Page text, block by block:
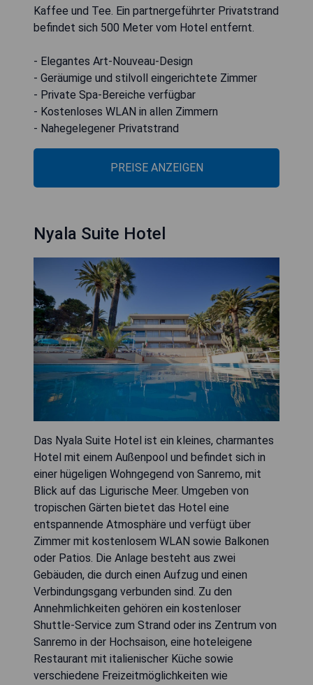
Kaffee und Tee. Ein partnergeführter Privatstrand
befindet sich 500 Meter vom Hotel entfernt.
- Elegantes Art-Nouveau-Design
- Geräumige und stilvoll eingerichtete Zimmer
- Private Spa-Bereiche verfügbar
- Kostenloses WLAN in allen Zimmern
- Nahegelegener Privatstrand
PREISE ANZEIGEN
Nyala Suite Hotel
Das Nyala Suite Hotel ist ein kleines, charmantes
Hotel mit einem Außenpool und befindet sich in
einer hügeligen Wohngegend von Sanremo, mit
Blick auf das Ligurische Meer. Umgeben von
tropischen Gärten bietet das Hotel eine
entspannende Atmosphäre und verfügt über
Zimmer mit kostenlosem WLAN sowie Balkonen
oder Patios. Die Anlage besteht aus zwei
Gebäuden, die durch einen Aufzug und einen
Verbindungsgang verbunden sind. Zu den
Annehmlichkeiten gehören ein kostenloser
Shuttle-Service zum Strand oder ins Zentrum von
Sanremo in der Hochsaison, eine hoteleigene
Restaurant mit italienischer Küche sowie
verschiedene Freizeitmöglichkeiten wie